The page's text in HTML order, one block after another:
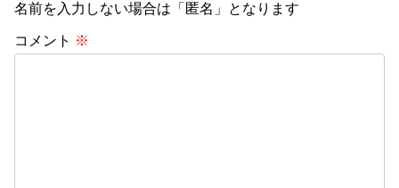
名前を入力しない場合は「匿名」となります
コメント ※